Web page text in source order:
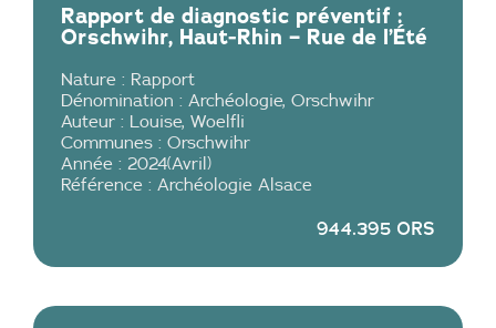
Rapport de diagnostic préventif :
Orschwihr, Haut-Rhin – Rue de l’Été
Nature : Rapport
Dénomination : Archéologie, Orschwihr
Auteur :
Louise, Woelfli
Communes : Orschwihr
Année : 2024(Avril )
Référence : Archéologie Alsace
944.395 ORS